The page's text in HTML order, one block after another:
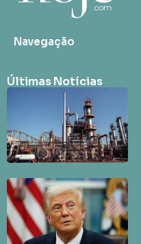
Navegação
Últimas Notícias